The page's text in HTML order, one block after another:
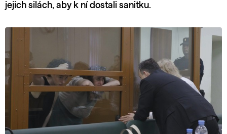
jejich silách, aby k ní dostali sanitku.